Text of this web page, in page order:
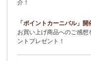
2/3： キテンゲ本革 名刺
仕立てた新作登場！『ニ
介！
「ポイントカーニバル」開
お買い上げ商品へのご感
ントプレゼント！